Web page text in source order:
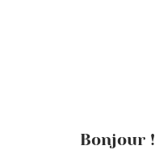
Bonjour !